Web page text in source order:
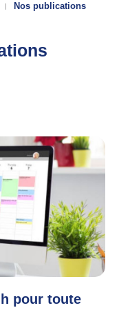
Nos publications
pour toute